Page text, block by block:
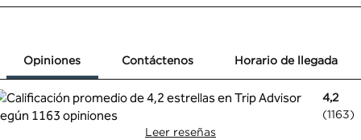
Opiniones Contáctenos
Horario de llegada
4,2
(1163)
Leer reseñas